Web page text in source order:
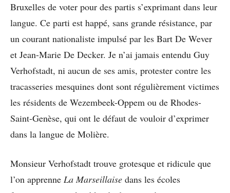
Bruxelles de voter pour des partis s’exprimant dans leur
langue. Ce parti est happé, sans grande résistance, par
un courant nationaliste impulsé par les Bart De Wever
et Jean-Marie De Decker. Je n’ai jamais entendu Guy
Verhofstadt, ni aucun de ses amis, protester contre les
tracasseries mesquines dont sont régulièrement victimes
les résidents de Wezembeek-Oppem ou de Rhodes-
Saint-Genèse, qui ont le défaut de vouloir d’exprimer
dans la langue de Molière.
Monsieur Verhofstadt trouve grotesque et ridicule que
l’on apprenne La Marseillaise dans les écoles